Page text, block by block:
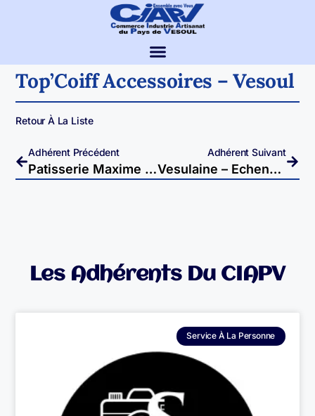
Top’Coiff Accessoires – Vesoul
Retour À La Liste
Adhérent Précédent
Patisserie Maxime Tissot – Vesoul
Adhérent Suivant
Vesulaine – Echenoz-La-Méline
Les Adhérents Du CIAPV
Service À La Personne